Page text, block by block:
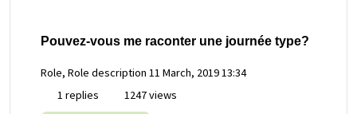
Pouvez-vous me raconter une journée type?
Role, Role description 11 March, 2019 13:34
1 replies
1247 views